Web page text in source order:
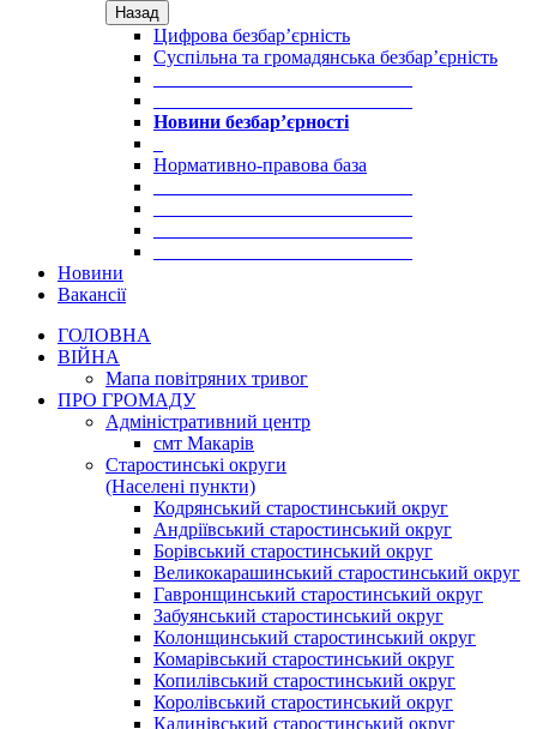
Назад
Цифрова безбар’єрність
Суспільна та громадянська безбар’єрність
Новини безбар’єрності
Нормативно-правова база
Новини
Вакансії
ГОЛОВНА
ВІЙНА
Мапа повітряних тривог
ПРО ГРОМАДУ
Aдміністративний центр
смт Макарів
Старостинські округи
(Населені пункти)
Кодрянський старостинський округ
Андріївський старостинський округ
Борівський старостинський округ
Великокарашинський старостинський округ
Гавронщинський старостинський округ
Забуянський старостинський округ
Колонщинський старостинський округ
Комарівський старостинський округ
Копилівський старостинський округ
Королівський старостинський округ
Калинівський старостинський округ